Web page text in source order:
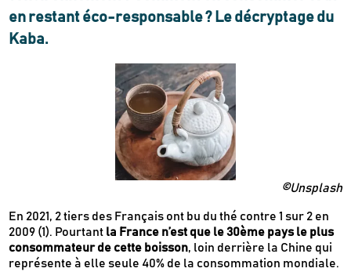
en restant éco-responsable ? Le décryptage du
Kaba.
©Unsplash
En 2021, 2 tiers des Français ont bu du thé contre 1 sur 2 en
2009 (1). Pourtant la France n’est que le 30ème pays le plus
consommateur de cette boisson, loin derrière la Chine qui
représente à elle seule 40% de la consommation mondiale.